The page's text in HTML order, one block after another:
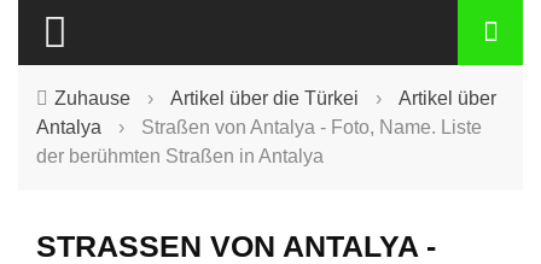
Zuhause › Artikel über die Türkei ›
Artikel über
Antalya
›
Straßen von Antalya - Foto, Name. Liste
der berühmten Straßen in Antalya
STRASSEN VON ANTALYA - F